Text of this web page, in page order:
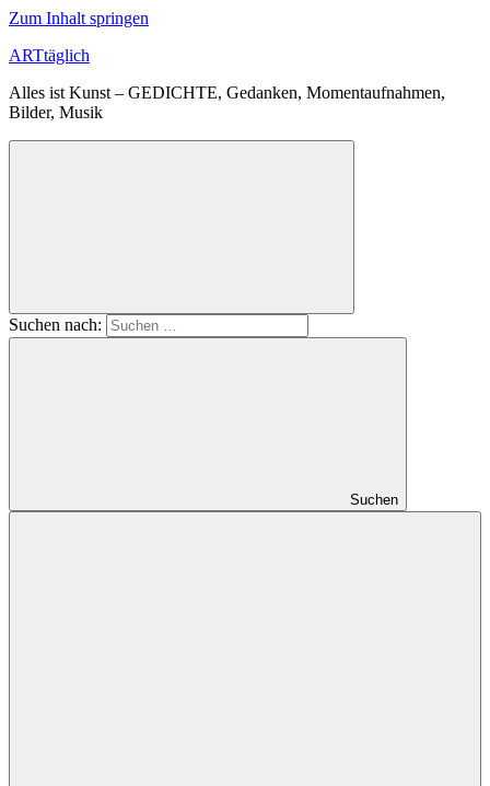
Zum Inhalt springen
ARTtäglich
Alles ist Kunst – GEDICHTE, Gedanken, Momentaufnahmen,
Bilder, Musik
Suchen nach:
Suchen